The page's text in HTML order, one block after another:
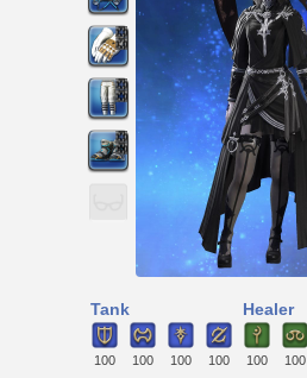
Tank
100 100 100 100
Healer
100 100